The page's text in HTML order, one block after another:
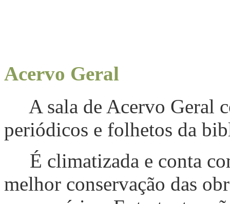
Acervo Geral
A sala de Acervo Geral
periódicos e folhetos da
É climatizada e conta
melhor conservação das